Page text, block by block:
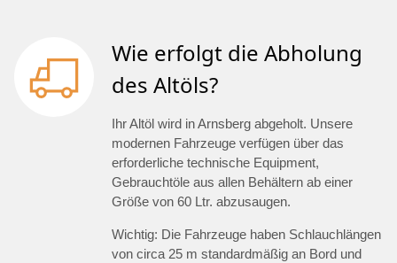
Wie erfolgt die Abholung
des Altöls?
Ihr Altöl wird in Arnsberg abgeholt. Unsere
modernen Fahrzeuge verfügen über das
erforderliche technische Equipment,
Gebrauchtöle aus allen Behältern ab einer
Größe von 60 Ltr. abzusaugen.
Wichtig: Die Fahrzeuge haben Schlauchlängen
von circa 25 m standardmäßig an Bord und